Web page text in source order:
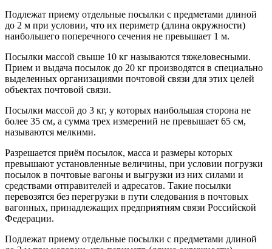
Подлежат приему отдельные посылки с предметами длиной
до 2 м при условии, что их периметр (длина окружности)
наибольшего поперечного сечения не превышает 1 м.
Посылки массой свыше 10 кг называются тяжеловесными.
Прием и выдача посылок до 20 кг производятся в специально
выделенных организациями почтовой связи для этих целей
объектах почтовой связи.
Посылки массой до 3 кг, у которых наибольшая сторона не
более 35 см, а сумма трех измерений не превышает 65 см,
называются мелкими.
Разрешается приём посылок, масса и размеры которых
превышают установленные величины, при условии погрузки
посылок в почтовые вагоны и выгрузки из них силами и
средствами отправителей и адресатов. Такие посылки
перевозятся без перегрузки в пути следования в почтовых
вагонных, принадлежащих предприятиям связи Российской
Федерации.
Подлежат приему отдельные посылки с предметами длиной